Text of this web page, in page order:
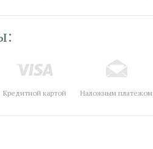
Кредитной картой Наложным платежом